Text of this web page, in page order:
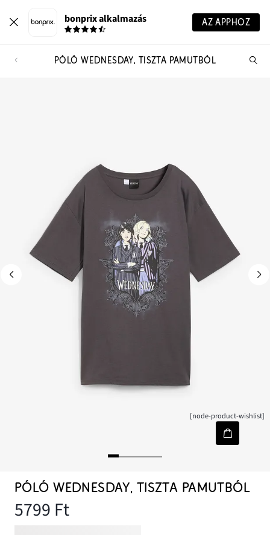
bonprix alkalmazás AZ APPHOZ
PÓLÓ WEDNESDAY, TISZTA PAMUTBÓL
[node-product-wishlist]
PÓLÓ WEDNESDAY, TISZTA PAMUTBÓL
5799 Ft